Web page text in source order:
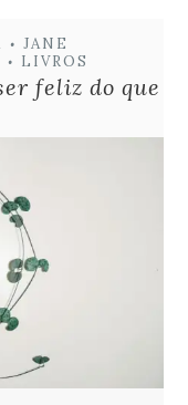
•
JANE
• LIVROS
feliz do que